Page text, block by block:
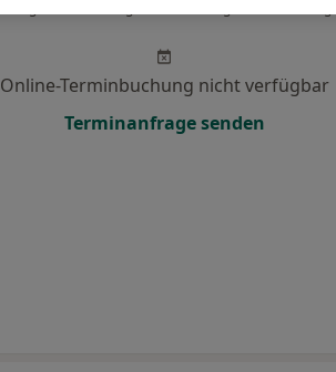
Online-Terminbuchung nicht verfügbar
Terminanfrage senden